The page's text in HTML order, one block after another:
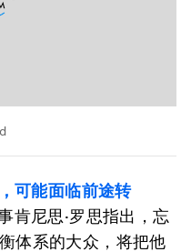
可能面临前途转
肯尼思·罗思指出，忘
体系的大众，将把他